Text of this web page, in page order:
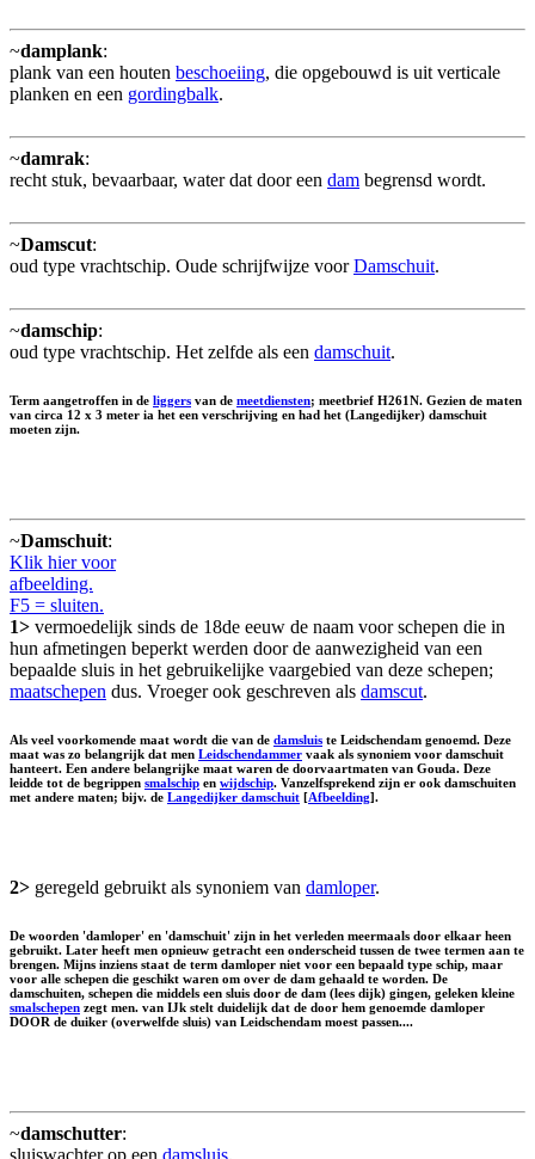
~damplank:
plank van een houten beschoeiing, die opgebouwd is uit verticale
planken en een gordingbalk.
~damrak:
recht stuk, bevaarbaar, water dat door een dam begrensd wordt.
~Damscut:
oud type vrachtschip. Oude schrijfwijze voorDamschuit.
~damschip:
oud type vrachtschip. Het zelfde als een damschuit.
Term aangetroffen in de liggers van de meetdiensten; meetbrief H261N. Gezien de maten
van circa 12 x 3 meter ia het een verschrijving en had het (Langedijker) damschuit
moeten zijn.
~Damschuit:
Klik hier voor
afbeelding.
F5 = sluiten.
1> vermoedelijk sinds de 18de eeuw de naam voor schepen die in
hun afmetingen beperkt werden door de aanwezigheid van een
bepaalde sluis in het gebruikelijke vaargebied van deze schepen;
maatschepen dus. Vroeger ook geschreven als damscut.
Als veel voorkomende maat wordt die van de damsluis te Leidschendam genoemd. Deze
maat was zo belangrijk dat men Leidschendammer vaak als synoniem voor damschuit
hanteert. Een andere belangrijke maat waren de doorvaartmaten van Gouda. Deze
leidde tot de begrippen smalschip en wijdschip. Vanzelfsprekend zijn er ook damschuiten
met andere maten; bijv. de Langedijker damschuit [Afbeelding].
2> geregeld gebruikt als synoniem van damloper.
De woorden 'damloper' en 'damschuit' zijn in het verleden meermaals door elkaar heen
gebruikt. Later heeft men opnieuw getracht een onderscheid tussen de twee termen aan te
brengen. Mijns inziens staat de term damloper niet voor een bepaald type schip, maar
voor alle schepen die geschikt waren om over de dam gehaald te worden. De
damschuiten, schepen die middels een sluis door de dam (lees dijk) gingen, geleken kleine
smalschepen zegt men. van IJk stelt duidelijk dat de door hem genoemde damloper
DOOR de duiker (overwelfde sluis) van Leidschendam moest passen....
~damschutter:
sluiswachter op een damsluis.